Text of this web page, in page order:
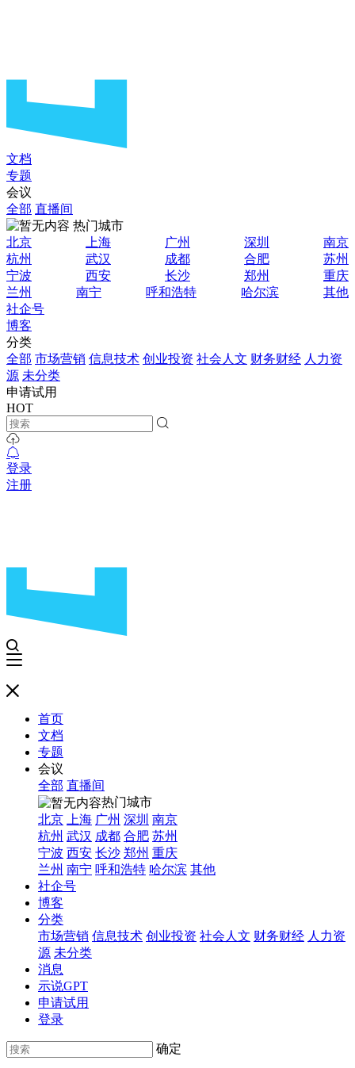
文档
专题
会议
全部 直播间
热门城市
北京
上海 广州 深圳
南京
杭州
武汉 成都 合肥
苏州
宁波
西安 长沙 郑州
重庆
兰州
南宁 呼和浩特 哈尔滨
其他
社企号
博客
分类
全部 市场营销 信息技术 创业投资 社会人文 财务财经 人力资
源 未分类
申请试用
HOT
登录
注册
首页
文档
专题
会议
全部 直播间
热门城市
北京
上海 广州 深圳 南京
杭州 武汉 成都 合肥 苏州
宁波 西安 长沙 郑州 重庆
兰州 南宁 呼和浩特 哈尔滨 其他
社企号
博客
分类
市场营销 信息技术 创业投资 社会人文 财务财经 人力资
源 未分类
消息
示说GPT
申请试用
登录
确定